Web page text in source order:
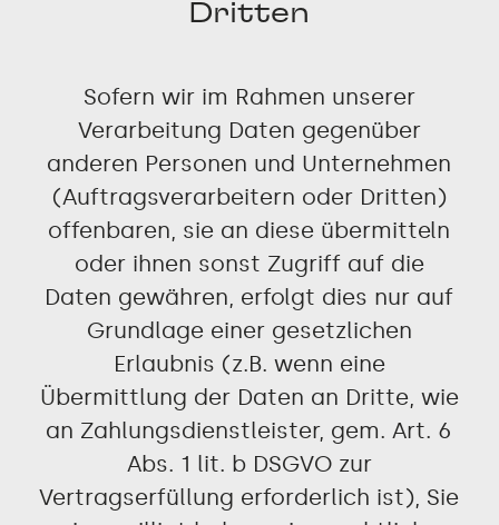
Dritten
Sofern wir im Rahmen unserer
Verarbeitung Daten gegenüber
anderen Personen und Unternehmen
(Auftragsverarbeitern oder Dritten)
offenbaren, sie an diese übermitteln
oder ihnen sonst Zugriff auf die
Daten gewähren, erfolgt dies nur auf
Grundlage einer gesetzlichen
Erlaubnis (z.B. wenn eine
Übermittlung der Daten an Dritte, wie
an Zahlungsdienstleister, gem. Art. 6
Abs. 1 lit. b DSGVO zur
Vertragserfüllung erforderlich ist), Sie